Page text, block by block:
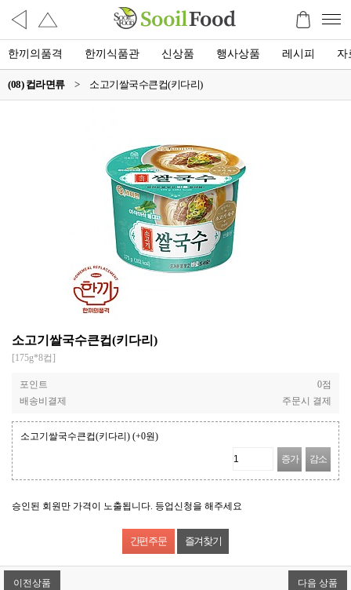
한끼의품격 한끼식품관 신상품 행사상품 레시피 자
(08) 컵라면류 > 소고기쌀국수큰컵(키다리)
소고기쌀국수큰컵(키다리)
[175g*8컵]
포인트
0점
배송비결제
주문시 결제
소고기쌀국수큰컵(키다리) (+0원)
증가 감소
승인된 회원만 가격이 노출됩니다. 등업신청을 해주세요
즐겨찾기
이전상품 다음 상품